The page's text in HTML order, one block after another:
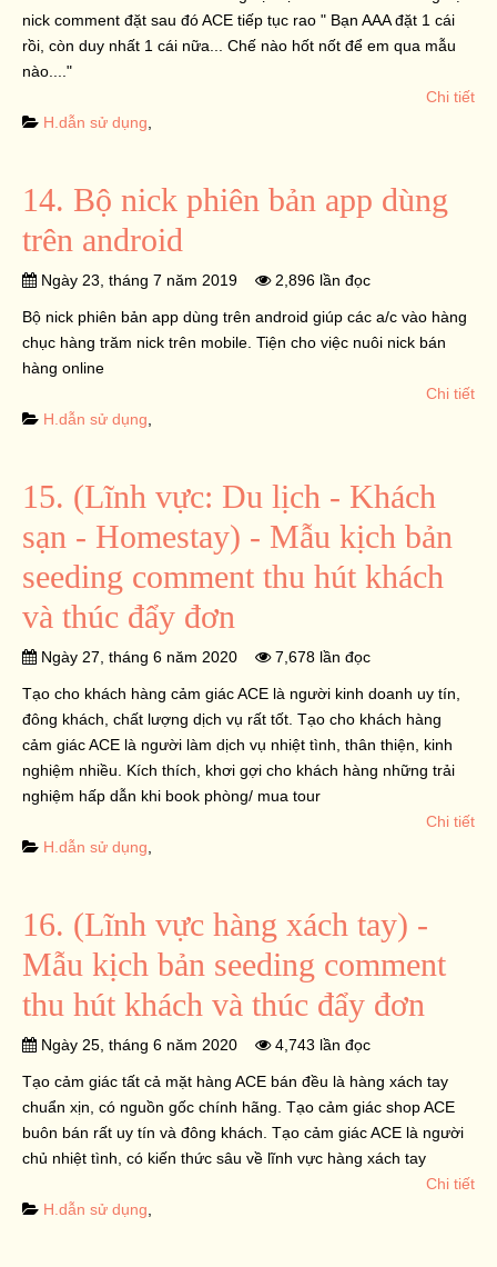
nick comment đặt sau đó ACE tiếp tục rao " Bạn AAA đặt 1 cái
rồi, còn duy nhất 1 cái nữa... Chế nào hốt nốt để em qua mẫu
nào...."
Chi tiết
H.dẫn sử dụng,
14. Bộ nick phiên bản app dùng
trên android
Ngày 23, tháng 7 năm 2019 2,896 lần đọc
Bộ nick phiên bản app dùng trên android giúp các a/c vào hàng
chục hàng trăm nick trên mobile. Tiện cho việc nuôi nick bán
hàng online
Chi tiết
H.dẫn sử dụng,
15. (Lĩnh vực: Du lịch - Khách
sạn - Homestay) - Mẫu kịch bản
seeding comment thu hút khách
và thúc đẩy đơn
Ngày 27, tháng 6 năm 2020 7,678 lần đọc
Tạo cho khách hàng cảm giác ACE là người kinh doanh uy tín,
đông khách, chất lượng dịch vụ rất tốt. Tạo cho khách hàng
cảm giác ACE là người làm dịch vụ nhiệt tình, thân thiện, kinh
nghiệm nhiều. Kích thích, khơi gợi cho khách hàng những trải
nghiệm hấp dẫn khi book phòng/ mua tour
Chi tiết
H.dẫn sử dụng,
16. (Lĩnh vực hàng xách tay) -
Mẫu kịch bản seeding comment
thu hút khách và thúc đẩy đơn
Ngày 25, tháng 6 năm 2020 4,743 lần đọc
Tạo cảm giác tất cả mặt hàng ACE bán đều là hàng xách tay
chuẩn xịn, có nguồn gốc chính hãng. Tạo cảm giác shop ACE
buôn bán rất uy tín và đông khách. Tạo cảm giác ACE là người
chủ nhiệt tình, có kiến thức sâu về lĩnh vực hàng xách tay
Chi tiết
H.dẫn sử dụng,